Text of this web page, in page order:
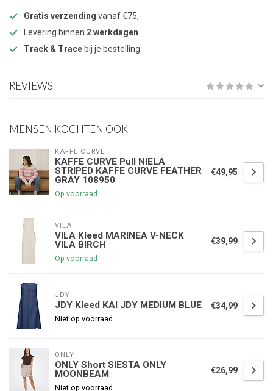
Gratis verzending vanaf €75,-
Levering binnen 2 werkdagen
Track & Trace bij je bestelling
REVIEWS
MENSEN KOCHTEN OOK
KAFFE CURVE
KAFFE CURVE Pull NIELA
STRIPED KAFFE CURVE FEATHER
GRAY 108950
Op voorraad
€49,95
VILA
VILA Kleed MARINEA V-NECK
VILA BIRCH
Op voorraad
€39,99
JDY
JDY Kleed KAI JDY MEDIUM BLUE
Niet op voorraad
€34,99
ONLY
ONLY Short SIESTA ONLY
MOONBEAM
Niet op voorraad
€26,99